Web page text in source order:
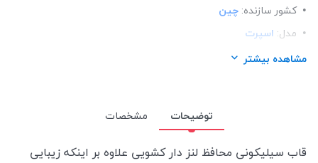
کشور سازنده: چین
مدل: اسپرت
ساختار: سیلیکونیمشاهده بیشتر
توضیحات مشخصات
قاب سیلیکونی محافظ لنز دار کشویی علاوه بر اینکه زیبایی